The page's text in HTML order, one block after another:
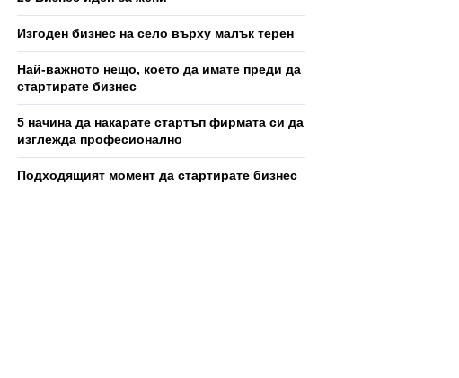
Изгоден бизнес на село върху малък терен
Най-важното нещо, което да имате преди да
стартирате бизнес
5 начина да накарате стартъп фирмата си да
изглежда професионално
Подходящият момент да стартирате бизнес